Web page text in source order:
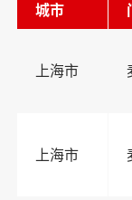
城市
上海市
上海市